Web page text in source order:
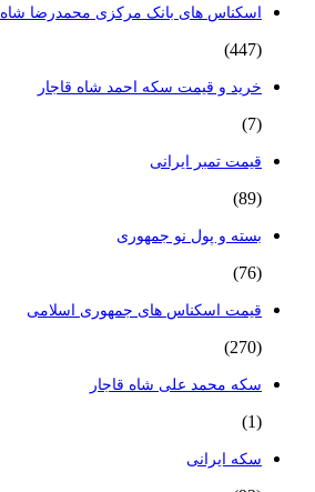
اسکناس های بانک مرکزی محمدرضا شاه
(447)
خرید و قیمت سکه احمد شاه قاجار
(7)
قیمت تمبر ایرانی
(89)
بسته و پول نو جمهوری
(76)
قیمت اسکناس های جمهوری اسلامی
(270)
سکه محمد علی شاه قاجار
(1)
سکه ایرانی